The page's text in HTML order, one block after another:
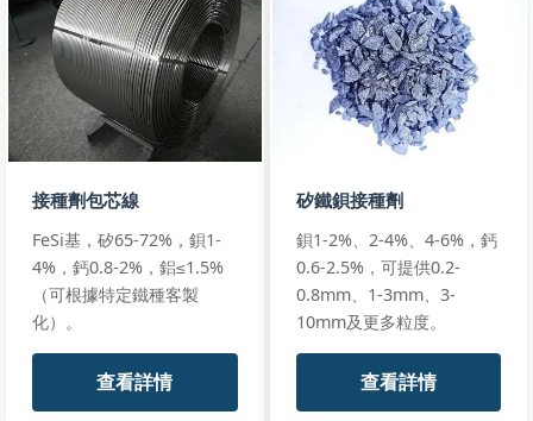
Steel
Specialty
Pure
Calcium
Cored Wire
PCa-CW9
Core:
Pure Ca 97±1%
Sheath:
Special steel
sheath
Filling:
65 g/m
+2 more
Premium
Spec
Custom
Requirements
All standards
Steel
Specialty
CaSiBa
CaSiBa-CW13
Core:
Ca20-25%, Si50-
55%, Ba8-12%
Sheath:
Low C steel
200-350 g/m
Q/BL 006-2023
Custom
Specifications
接種劑包芯線
FeSi基，矽65-72%，鋇1-
4%，鈣0.8-2%，鋁≤1.5%
（可根據特定鐵種客製
化）。
查看詳情
矽鐵鋇接種劑
鋇1-2%、2-4%、4-6%，鈣
0.6-2.5%，可提供0.2-
0.8mm、1-3mm、3-
10mm及更多粒度。
查看詳情